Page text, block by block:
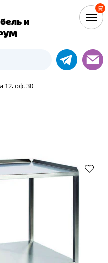
и
12, оф. 30